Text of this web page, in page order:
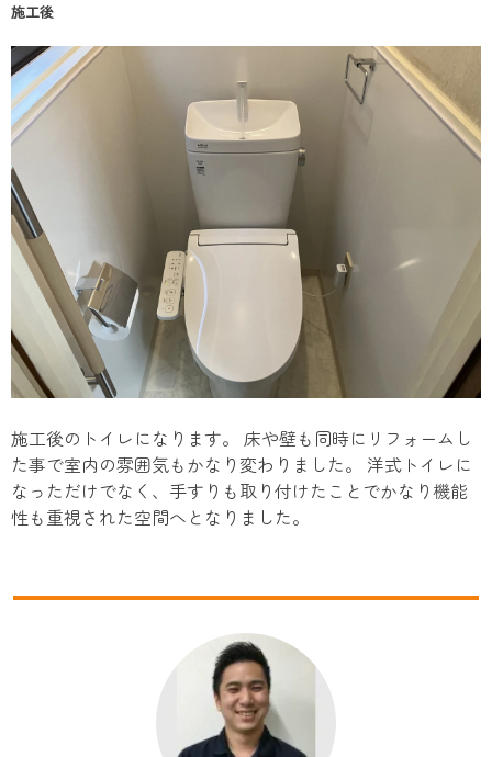
施工後
施工後のトイレになります。 床や壁も同時にリフォームし
た事で室内の雰囲気もかなり変わりました。 洋式トイレに
なっただけでなく、手すりも取り付けたことでかなり機能
性も重視された空間へとなりました。